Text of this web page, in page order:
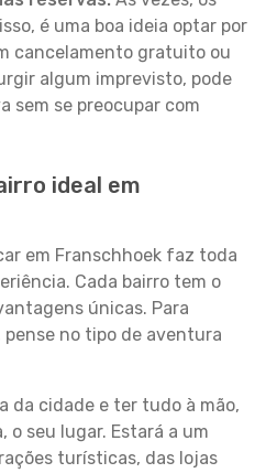
é uma boa ideia optar por
cancelamento gratuito ou
algum imprevisto, pode
sem se preocupar com
ideal em
em Franschhoek faz toda
Cada bairro tem o
únicas. Para
no tipo de aventura
da cidade e ter tudo à mão,
o seu lugar. Estará a um
turísticas, das lojas